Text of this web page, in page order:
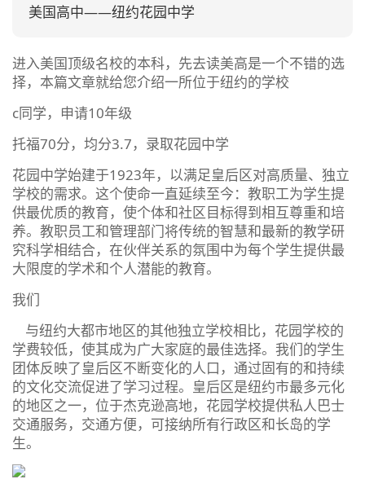
美国高中——纽约花园中学
进入美国顶级名校的本科，先去读美高是一个不错的选
择，本篇文章就给您介绍一所位于纽约的学校
c同学，申请10年级
托福70分，均分3.7，录取花园中学
花园中学始建于1923年，以满足皇后区对高质量、独立
学校的需求。这个使命一直延续至今：教职工为学生提
供最优质的教育，使个体和社区目标得到相互尊重和培
养。教职员工和管理部门将传统的智慧和最新的教学研
究科学相结合，在伙伴关系的氛围中为每个学生提供最
大限度的学术和个人潜能的教育。
我们
与纽约大都市地区的其他独立学校相比，花园学校的
学费较低，使其成为广大家庭的最佳选择。我们的学生
团体反映了皇后区不断变化的人口，通过固有的和持续
的文化交流促进了学习过程。皇后区是纽约市最多元化
的地区之一，位于杰克逊高地，花园学校提供私人巴士
交通服务，交通方便，可接纳所有行政区和长岛的学
生。